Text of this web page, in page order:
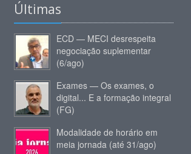
Últimas
ECD — MECI desrespeita
negociação suplementar
(6/ago)
Exames — Os exames, o
digital... E a formação integral
(FG)
Modalidade de horário em
meia jornada (até 31/ago)